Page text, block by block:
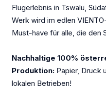
Flugerlebnis in Tswalu,
Werk wird im edlen
Must-have für alle, die den
Nachhaltige 100%
Produktion: Papier, Druck
lokalen Betrieben!